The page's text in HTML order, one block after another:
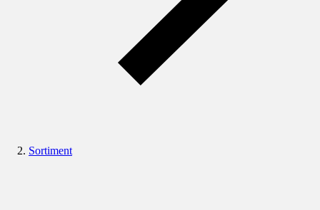
Sortiment